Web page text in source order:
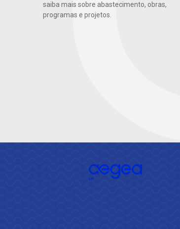
saiba mais sobre abastecimento, obras,
programas e projetos.